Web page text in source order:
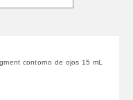
contorno de ojos 15 mL